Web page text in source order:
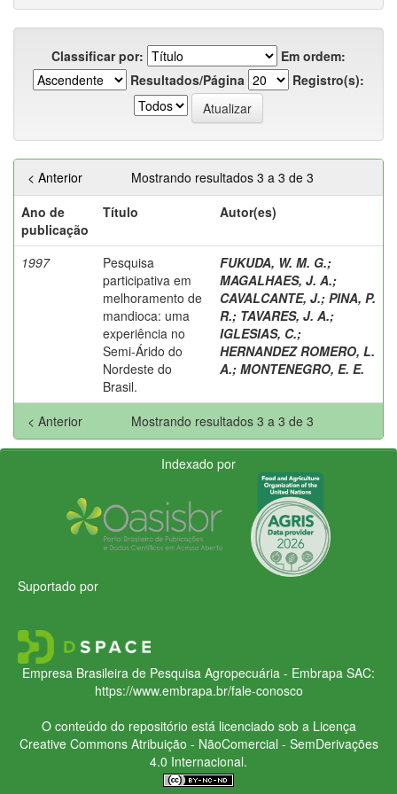
Classificar por:
Em ordem:
Resultados/Página
Registro(s):
Mostrando resultados 3 a 3 de 3
< Anterior
Ano de
publicação
Título Autor(es)
1997
Pesquisa
participativa em
melhoramento de
mandioca: uma
experiência no
Semi-Árido do
Nordeste do
Brasil.
FUKUDA, W. M. G.;
MAGALHAES, J. A.;
CAVALCANTE, J.; PINA, P.
R.; TAVARES, J. A.;
IGLESIAS, C.;
HERNANDEZ ROMERO, L.
A.; MONTENEGRO, E. E.
Mostrando resultados 3 a 3 de 3
< Anterior
Indexado por
Suportado por
Empresa Brasileira de Pesquisa Agropecuária - Embrapa SAC:
https://www.embrapa.br/fale-conosco
O conteúdo do repositório está licenciado sob a Licença
Creative CommonsAtribuição - NãoComercial - SemDerivações
4.0 Internacional.